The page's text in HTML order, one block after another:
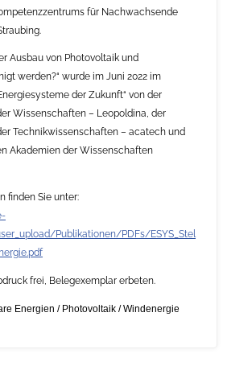
für Nachwachsende
Ausbau von Photovoltaik und
werden?“ wurde im Juni 2022 im
der Zukunft“ von der
Wissenschaften – Leopoldina, der
Technikwissenschaften – acatech und
Akademien der Wissenschaften
finden Sie unter:
Publikationen/PDFs/ESYS_Stel
frei, Belegexemplar erbeten.
Energien / Photovoltaik/Windenergie